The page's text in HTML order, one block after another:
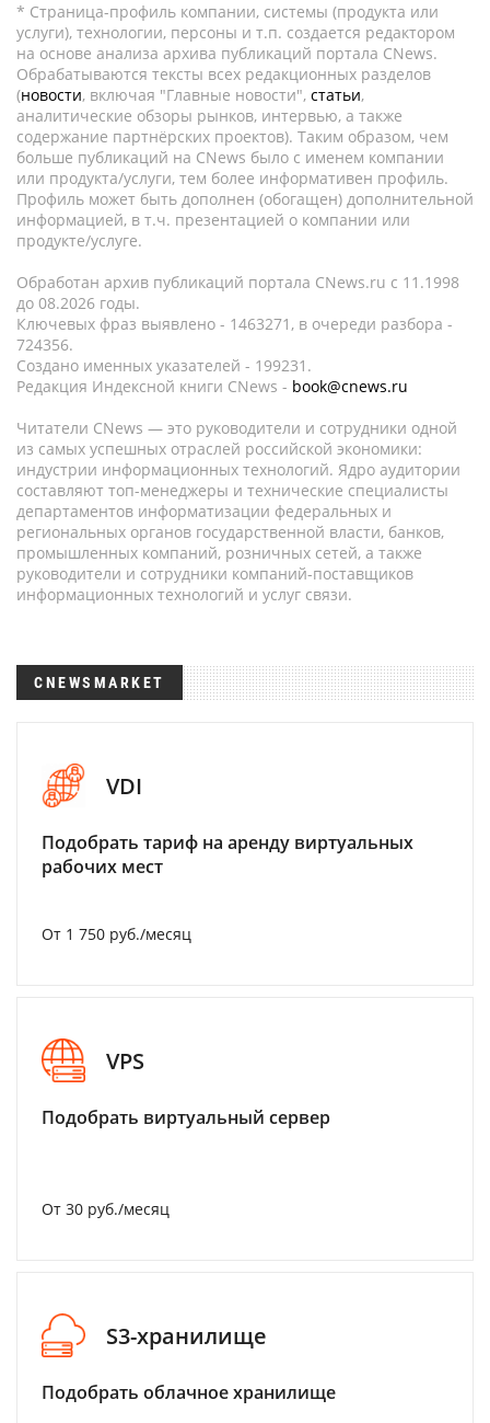
* Страница-профиль компании, системы (продукта или
услуги), технологии, персоны и т.п. создается редактором
на основе анализа архива публикаций портала CNews.
Обрабатываются тексты всех редакционных разделов
(новости, включая "Главные новости", статьи,
аналитические обзоры рынков, интервью, а также
содержание партнёрских проектов). Таким образом, чем
больше публикаций на CNews было с именем компании
или продукта/услуги, тем более информативен профиль.
Профиль может быть дополнен (обогащен) дополнительной
информацией, в т.ч. презентацией о компании или
продукте/услуге.
Обработан архив публикаций портала CNews.ru c 11.1998
до 08.2026 годы.
Ключевых фраз выявлено - 1463271, в очереди разбора -
724356.
Создано именных указателей - 199231.
Редакция Индексной книги CNews - book@cnews.ru
Читатели CNews — это руководители и сотрудники одной
из самых успешных отраслей российской экономики:
индустрии информационных технологий. Ядро аудитории
составляют топ-менеджеры и технические специалисты
департаментов информатизации федеральных и
региональных органов государственной власти, банков,
промышленных компаний, розничных сетей, а также
руководители и сотрудники компаний-поставщиков
информационных технологий и услуг связи.
CNEWSMARKET
VDI
Подобрать тариф на аренду виртуальных
рабочих мест
От 1 750 руб./месяц
VPS
Подобрать виртуальный сервер
От 30 руб./месяц
S3-хранилище
Подобрать облачное хранилище